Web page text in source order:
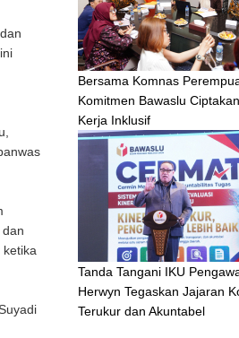
ketika
Bersama Komnas
Komitmen Bawaslu
Kerja Inklusif
Tanda Tangani IKU
Herwyn Tegaskan Jajaran
Terukur dan Akuntabel